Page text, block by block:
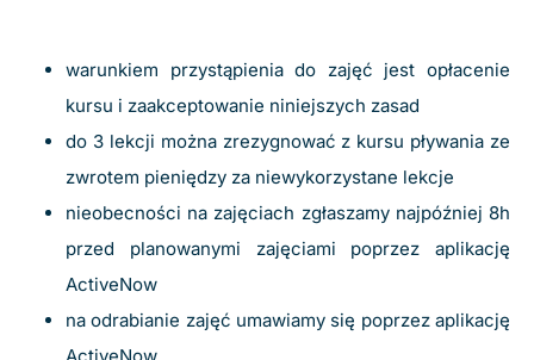
warunkiem przystąpienia do zajęć jest opłacenie
kursu i zaakceptowanie niniejszych zasad
do 3 lekcji można zrezygnować z kursu pływania ze
zwrotem pieniędzy za niewykorzystane lekcje
nieobecności na zajęciach zgłaszamy najpóźniej 8h
przed planowanymi zajęciami poprzez aplikację
ActiveNow
na odrabianie zajęć umawiamy się poprzez aplikację